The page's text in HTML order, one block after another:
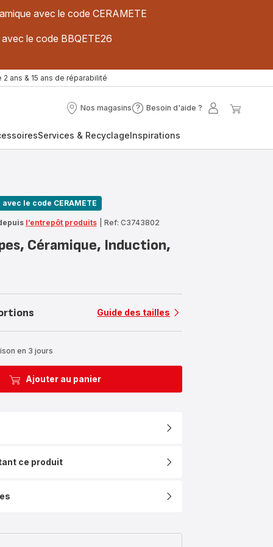
avec le code CERAMETE
le code BBQETE26
2 ans & 15 ans de réparabilité
Nos magasins
Nos
Besoin d'aide ?
Besoin
?
Mon
Services & RecyclageInspirations
le code CERAMETE
l’entrepôt produits Ref: C3743802
Céramique, Induction,
Guide des tailles
en 3 jours
Ajouter au panier
ce produit